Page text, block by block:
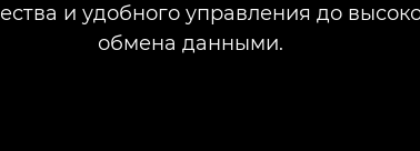
и удобного управления до
обмена данными.